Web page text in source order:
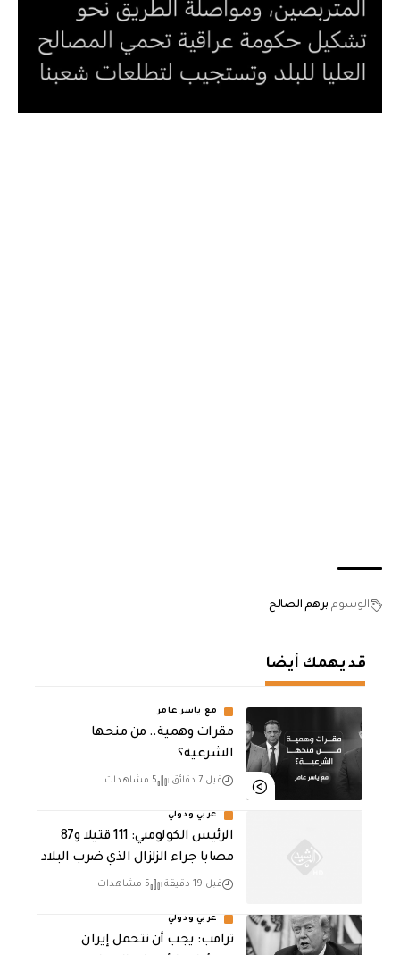
الوسوم برهم الصالح
قد يهمك أيضا
مع ياسر عامر
مقرات وهمية.. من منحها
الشرعية؟
قبل 7 دقائق 5 مشاهدات
عربي ودولي
الرئيس الكولومبي: 111 قتيلا و87
مصابا جراء الزلزال الذي ضرب البلاد
قبل 19 دقيقة 5 مشاهدات
عربي ودولي
ترامب: يجب أن تتحمل إيران